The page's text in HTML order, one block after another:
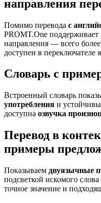
направления
Помимо перевода с
PROMT.One
направления — всего
доступен в переключателе
Словарь с
Встроенный словарь
употребления и
доступна озвучка
Перевод в
примеры
Показываем двуязычные
подсветкой искомого
точное значение и